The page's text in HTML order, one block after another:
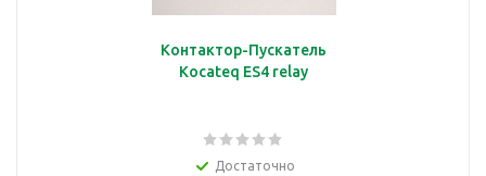
Контактор-Пускатель
Kocateq ES4 relay
Достаточно